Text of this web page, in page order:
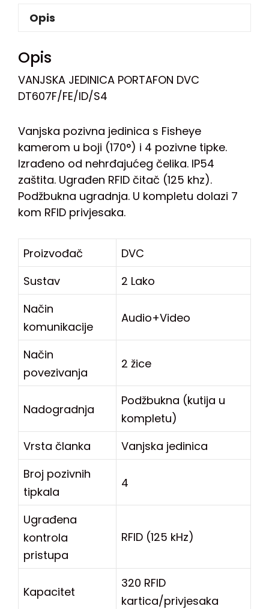
Opis
Opis
VANJSKA JEDINICA PORTAFON DVC
DT607F/FE/ID/S4
Vanjska pozivna jedinica s Fisheye
kamerom u boji (170°) i 4 pozivne tipke.
Izrađeno od nehrđajućeg čelika. IP54
zaštita. Ugrađen RFID čitač (125 khz).
Podžbukna ugradnja. U kompletu dolazi 7
kom RFID privjesaka.
Proizvođač
DVC
Sustav
2 Lako
Način
komunikacije
Audio+Video
Način
povezivanja
2 žice
Nadogradnja
Podžbukna (kutija u
kompletu)
Vrsta članka
Vanjska jedinica
Broj pozivnih
tipkala
4
Ugrađena
kontrola
pristupa
RFID (125 kHz)
Kapacitet
320 RFID
kartica/privjesaka